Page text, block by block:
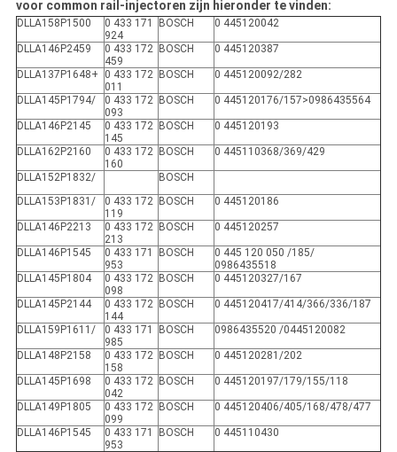
voor common rail-injectoren zijn hieronder te vinden:
DLLA158P1500
0 433 171
924
BOSCH 0 445120042
DLLA146P2459
0 433 172
459
BOSCH 0 445120387
DLLA137P1648+
0 433 172
011
BOSCH 0 445120092/282
DLLA145P1794/
0 433 172
093
BOSCH 0 445120176/157>0986435564
DLLA146P2145
0 433 172
145
BOSCH 0 445120193
DLLA162P2160
0 433 172
160
BOSCH 0 445110368/369/429
DLLA152P1832/
BOSCH
DLLA153P1831/
0 433 172
119
BOSCH 0 445120186
DLLA146P2213
0 433 172
213
BOSCH 0 445120257
DLLA146P1545
0 433 171
953
BOSCH
0 445 120 050 /185/
0986435518
DLLA145P1804
0 433 172
098
BOSCH 0 445120327/167
DLLA145P2144
0 433 172
144
BOSCH 0 445120417/414/366/336/187
DLLA159P1611/
0 433 171
985
BOSCH 0986435520 /0445120082
DLLA148P2158
0 433 172
158
BOSCH 0 445120281/202
DLLA145P1698
0 433 172
042
BOSCH 0 445120197/179/155/118
DLLA149P1805
0 433 172
099
BOSCH 0 445120406/405/168/478/477
DLLA146P1545
0 433 171
953
BOSCH 0 445110430